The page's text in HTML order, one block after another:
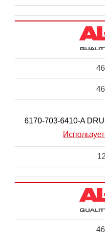
6170-703-6410-A